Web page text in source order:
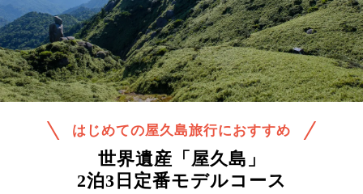
はじめての屋久島旅行におすすめ
世界遺産「屋久島」
2泊3日定番モデルコース